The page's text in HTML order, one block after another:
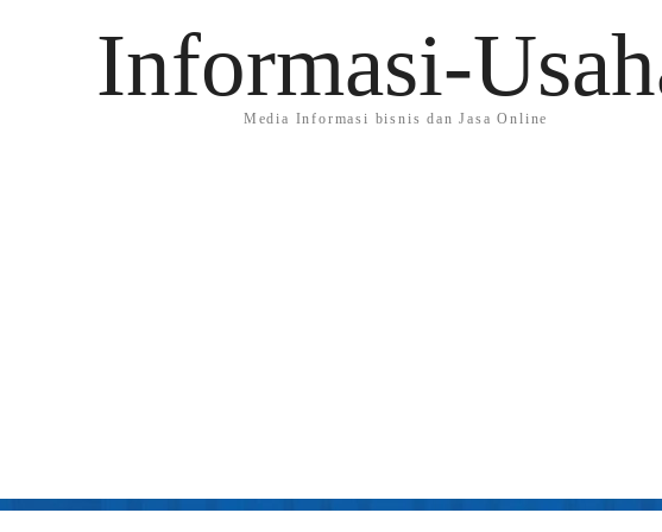
Informasi-
Media Informasi bisnis dan Jasa Online